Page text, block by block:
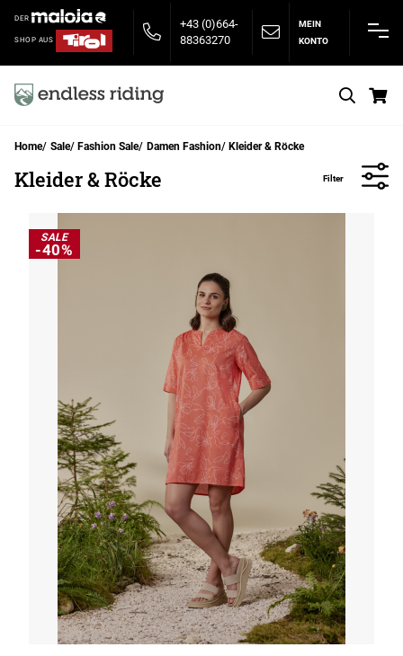
DER
SHOP AUS
+43 (0)664-
88363270
MEIN
KONTO
Home Sale Fashion Sale Damen Fashion Kleider & Röcke
Kleider & Röcke Filter
SALE
-40%